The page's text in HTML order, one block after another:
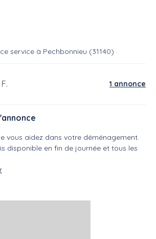
service à Pechbonnieu (31140)
1 annonce
vous aidez dans votre déménagement.
disponible en fin de journée et tous les